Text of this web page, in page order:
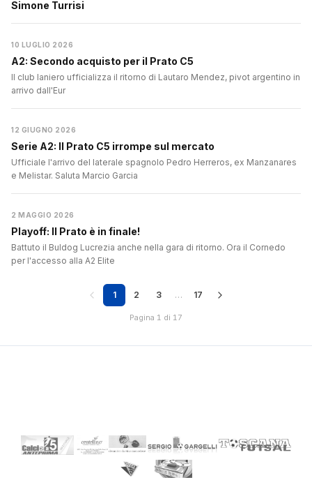
Simone Turrisi
10 LUGLIO 2026
A2: Secondo acquisto per il Prato C5
Il club laniero ufficializza il ritorno di Lautaro Mendez, pivot argentino in
arrivo dall'Eur
12 GIUGNO 2026
Serie A2: Il Prato C5 irrompe sul mercato
Ufficiale l'arrivo del laterale spagnolo Pedro Herreros, ex Manzanares
e Melistar. Saluta Marcio Garcia
2 MAGGIO 2026
Playoff: Il Prato è in finale!
Battuto il Buldog Lucrezia anche nella gara di ritorno. Ora il Cornedo
per l'accesso alla A2 Elite
1 2 3 … 17
Pagina 1 di 17